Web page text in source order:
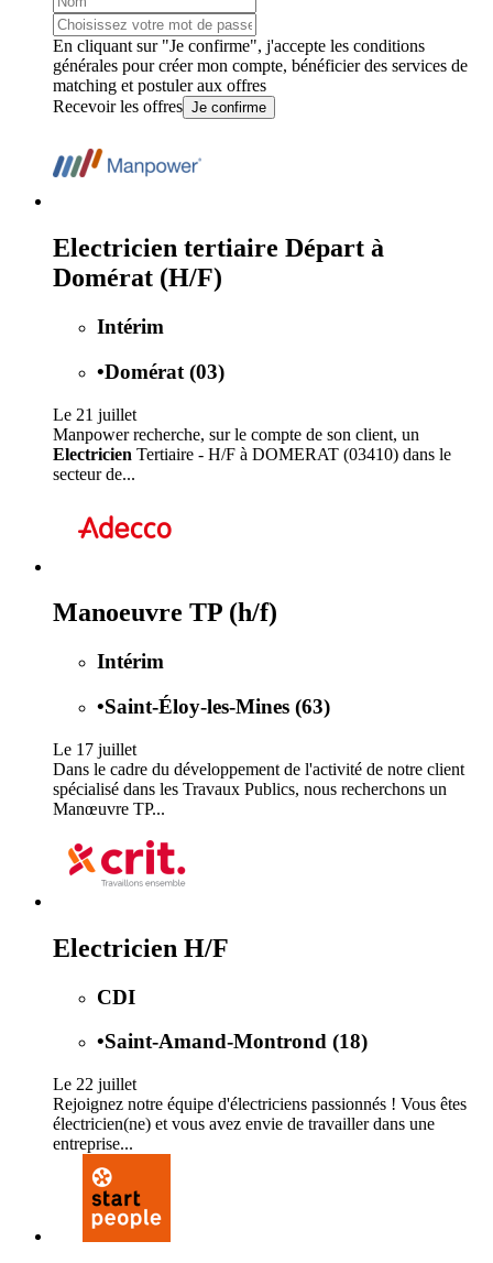
En cliquant sur "Je confirme", j'accepte les conditions
générales pour créer mon compte, bénéficier des services de
matching et postuler aux offres
Recevoir les offres Je confirme
Electricien tertiaire Départ à
Domérat (H/F)
Intérim
•Domérat (03)
Le 21 juillet
Manpower recherche, sur le compte de son client, un
Electricien Tertiaire - H/F à DOMERAT (03410) dans le
secteur de...
Manoeuvre TP (h/f)
Intérim
•Saint-Éloy-les-Mines (63)
Le 17 juillet
Dans le cadre du développement de l'activité de notre client
spécialisé dans les Travaux Publics, nous recherchons un
Manœuvre TP...
Electricien H/F
CDI
•Saint-Amand-Montrond (18)
Le 22 juillet
Rejoignez notre équipe d'électriciens passionnés ! Vous êtes
électricien(ne) et vous avez envie de travailler dans une
entreprise...